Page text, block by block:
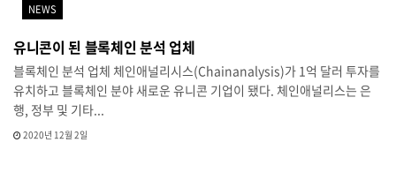
NEWS
유니콘이 된 블록체인 분석 업체
블록체인 분석 업체 체인애널리시스(Chainanalysis)가 1억 달러 투자를
유치하고 블록체인 분야 새로운 유니콘 기업이 됐다. 체인애널리스는 은
행, 정부 및 기타...
2020년 12월 2일